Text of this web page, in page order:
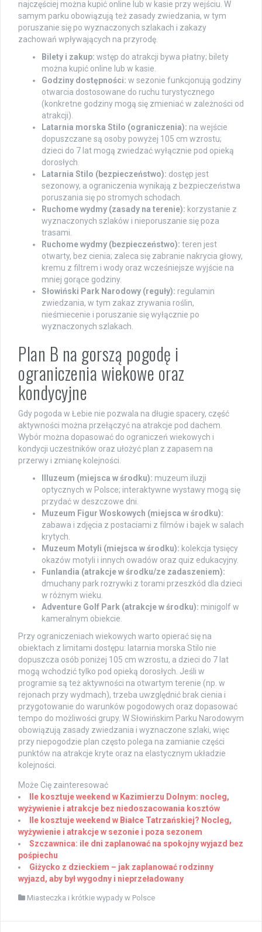
najczęściej można kupić online lub w kasie przy wejściu. W
samym parku obowiązują też zasady zwiedzania, w tym
poruszanie się po wyznaczonych szlakach i zakazy
zachowań wpływających na przyrodę.
Bilety i zakup: wstęp do atrakcji bywa płatny; bilety
można kupić online lub w kasie.
Godziny dostępności: w sezonie funkcjonują godziny
otwarcia dostosowane do ruchu turystycznego
(konkretne godziny mogą się zmieniać w zależności od
atrakcji).
Latarnia morska Stilo (ograniczenia): na wejście
dopuszczane są osoby powyżej 105 cm wzrostu;
dzieci do 7 lat mogą zwiedzać wyłącznie pod opieką
dorosłych.
Latarnia Stilo (bezpieczeństwo): dostęp jest
sezonowy, a ograniczenia wynikają z bezpieczeństwa
poruszania się po stromych schodach.
Ruchome wydmy (zasady na terenie): korzystanie z
wyznaczonych szlaków i nieporuszanie się poza
trasami.
Ruchome wydmy (bezpieczeństwo): teren jest
otwarty, bez cienia; zaleca się zabranie nakrycia głowy,
kremu z filtrem i wody oraz wcześniejsze wyjście na
mniej gorące godziny.
Słowiński Park Narodowy (reguły): regulamin
zwiedzania, w tym zakaz zrywania roślin,
nieśmiecenie i poruszanie się wyłącznie po
wyznaczonych szlakach.
Plan B na gorszą pogodę i
ograniczenia wiekowe oraz
kondycyjne
Gdy pogoda w Łebie nie pozwala na długie spacery, część
aktywności można przełączyć na atrakcje pod dachem.
Wybór można dopasować do ograniczeń wiekowych i
kondycji uczestników oraz ułożyć plan z zapasem na
przerwy i zmianę kolejności.
Illuzeum (miejsca w środku): muzeum iluzji
optycznych w Polsce; interaktywne wystawy mogą się
przydać w deszczowe dni.
Muzeum Figur Woskowych (miejsca w środku):
zabawa i zdjęcia z postaciami z filmów i bajek w salach
krytych.
Muzeum Motyli (miejsca w środku): kolekcja tysięcy
okazów motyli i innych owadów oraz quiz edukacyjny.
Funlandia (atrakcje w środku/ze zadaszeniem):
dmuchany park rozrywki z torami przeszkód dla dzieci
w różnym wieku.
Adventure Golf Park (atrakcje w środku): minigolf w
kameralnym obiekcie.
Przy ograniczeniach wiekowych warto opierać się na
obiektach z limitami dostępu: latarnia morska Stilo nie
dopuszcza osób poniżej 105 cm wzrostu, a dzieci do 7 lat
mogą wchodzić tylko pod opieką dorosłych. Jeśli w
programie są też aktywności na otwartym terenie (np. w
rejonach przy wydmach), trzeba uwzględnić brak cienia i
przygotowanie do warunków pogodowych oraz dopasować
tempo do możliwości grupy. W Słowińskim Parku Narodowym
obowiązują zasady zwiedzania i wyznaczone szlaki, więc
przy niepogodzie plan często polega na zamianie części
punktów na atrakcje kryte oraz na elastycznym układzie
kolejności.
Może Cię zainteresować
Ile kosztuje weekend w Kazimierzu Dolnym: nocleg,
wyżywienie i atrakcje bez niedoszacowania kosztów
Ile kosztuje weekend w Białce Tatrzańskiej? Nocleg,
wyżywienie i atrakcje w sezonie i poza sezonem
Szczawnica: ile dni zaplanować na spokojny wyjazd bez
pośpiechu
Giżycko z dzieckiem – jak zaplanować rodzinny
wyjazd, aby był wygodny i nieprzeładowany
Miasteczka i krótkie wypady w Polsce